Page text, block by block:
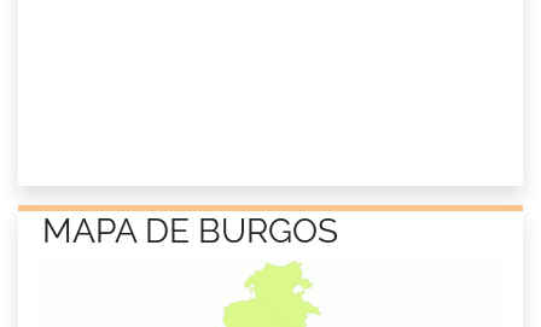
MAPA DE BURGOS